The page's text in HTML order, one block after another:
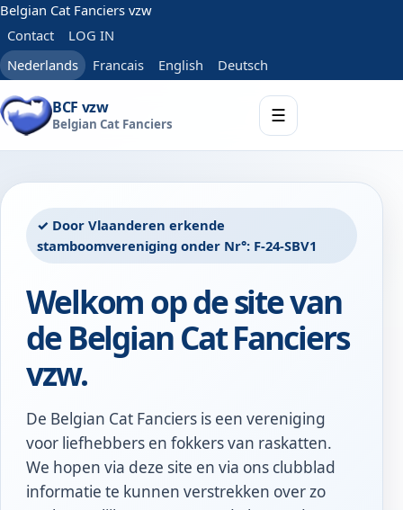
Belgian Cat Fanciers vzw
Contact
LOG IN
Nederlands
Francais English Deutsch
BCF vzw
Belgian Cat Fanciers ☰
✓ Door Vlaanderen erkende
stamboomvereniging onder Nr°: F-24-SBV1
Welkom op de site van
de Belgian Cat Fanciers
vzw.
De Belgian Cat Fanciers is een vereniging
voor liefhebbers en fokkers van raskatten.
We hopen via deze site en via ons clubblad
informatie te kunnen verstrekken over zo